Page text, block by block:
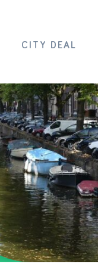
CITY DEAL